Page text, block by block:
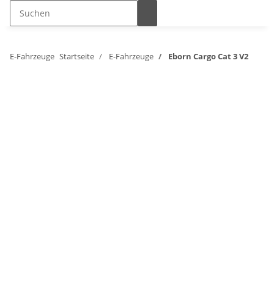
E-Fahrzeuge Startseite E-Fahrzeuge Eborn Cargo Cat 3 V2